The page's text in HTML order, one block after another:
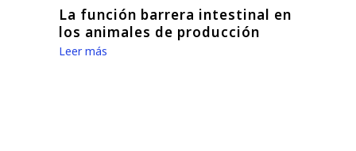
La función barrera intestinal en
los animales de producción
Leer más